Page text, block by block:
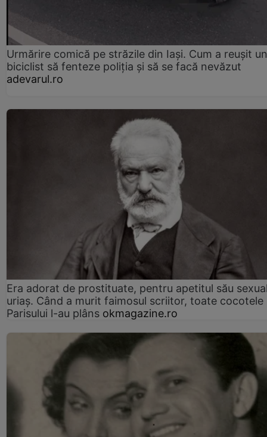
Urmărire comică pe străzile din Iași. Cum a reușit un
biciclist să fenteze poliția și să se facă nevăzut
adevarul.ro
Era adorat de prostituate, pentru apetitul său
uriaș. Când a murit faimosul scriitor, toate cocotele
Parisului l-au plâns okmagazine.ro